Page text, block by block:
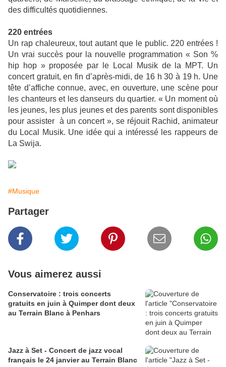
des difficultés quotidiennes.
220 entrées
Un rap chaleureux, tout autant que le public. 220 entrées !
Un vrai succès pour la nouvelle programmation « Son %
hip hop » proposée par le Local Musik de la MPT. Un
concert gratuit, en fin d’après-midi, de 16 h 30 à 19 h. Une
tête d’affiche connue, avec, en ouverture, une scène pour
les chanteurs et les danseurs du quartier. « Un moment où
les jeunes, les plus jeunes et des parents sont disponibles
pour assister à un concert », se réjouit Rachid, animateur
du Local Musik. Une idée qui a intéressé les rappeurs de
La Swija.
#Musique
Partager
Vous aimerez aussi
Conservatoire : trois concerts
gratuits en juin à Quimper dont deux
au Terrain Blanc à Penhars
Jazz à Set - Concert de jazz vocal
français le 24 janvier au Terrain Blanc